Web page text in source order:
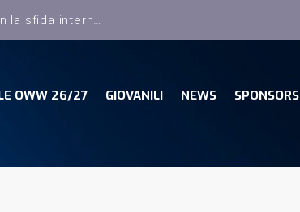
OWW 26/27 GIOVANILI NEWS SPONSORS